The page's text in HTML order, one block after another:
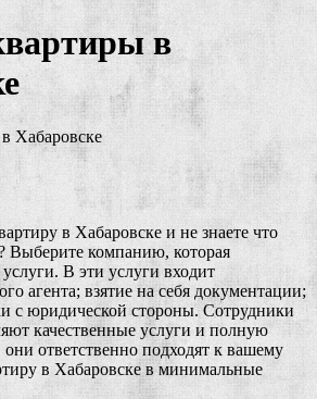
в
в Хабаровске и не знаете что
Выберите компанию, которая
В эти услуги входит
агента; взятие на себя документации;
с юридической стороны. Сотрудники
качественные услуги и полную
ответственно подходят к вашему
в Хабаровске в минимальные